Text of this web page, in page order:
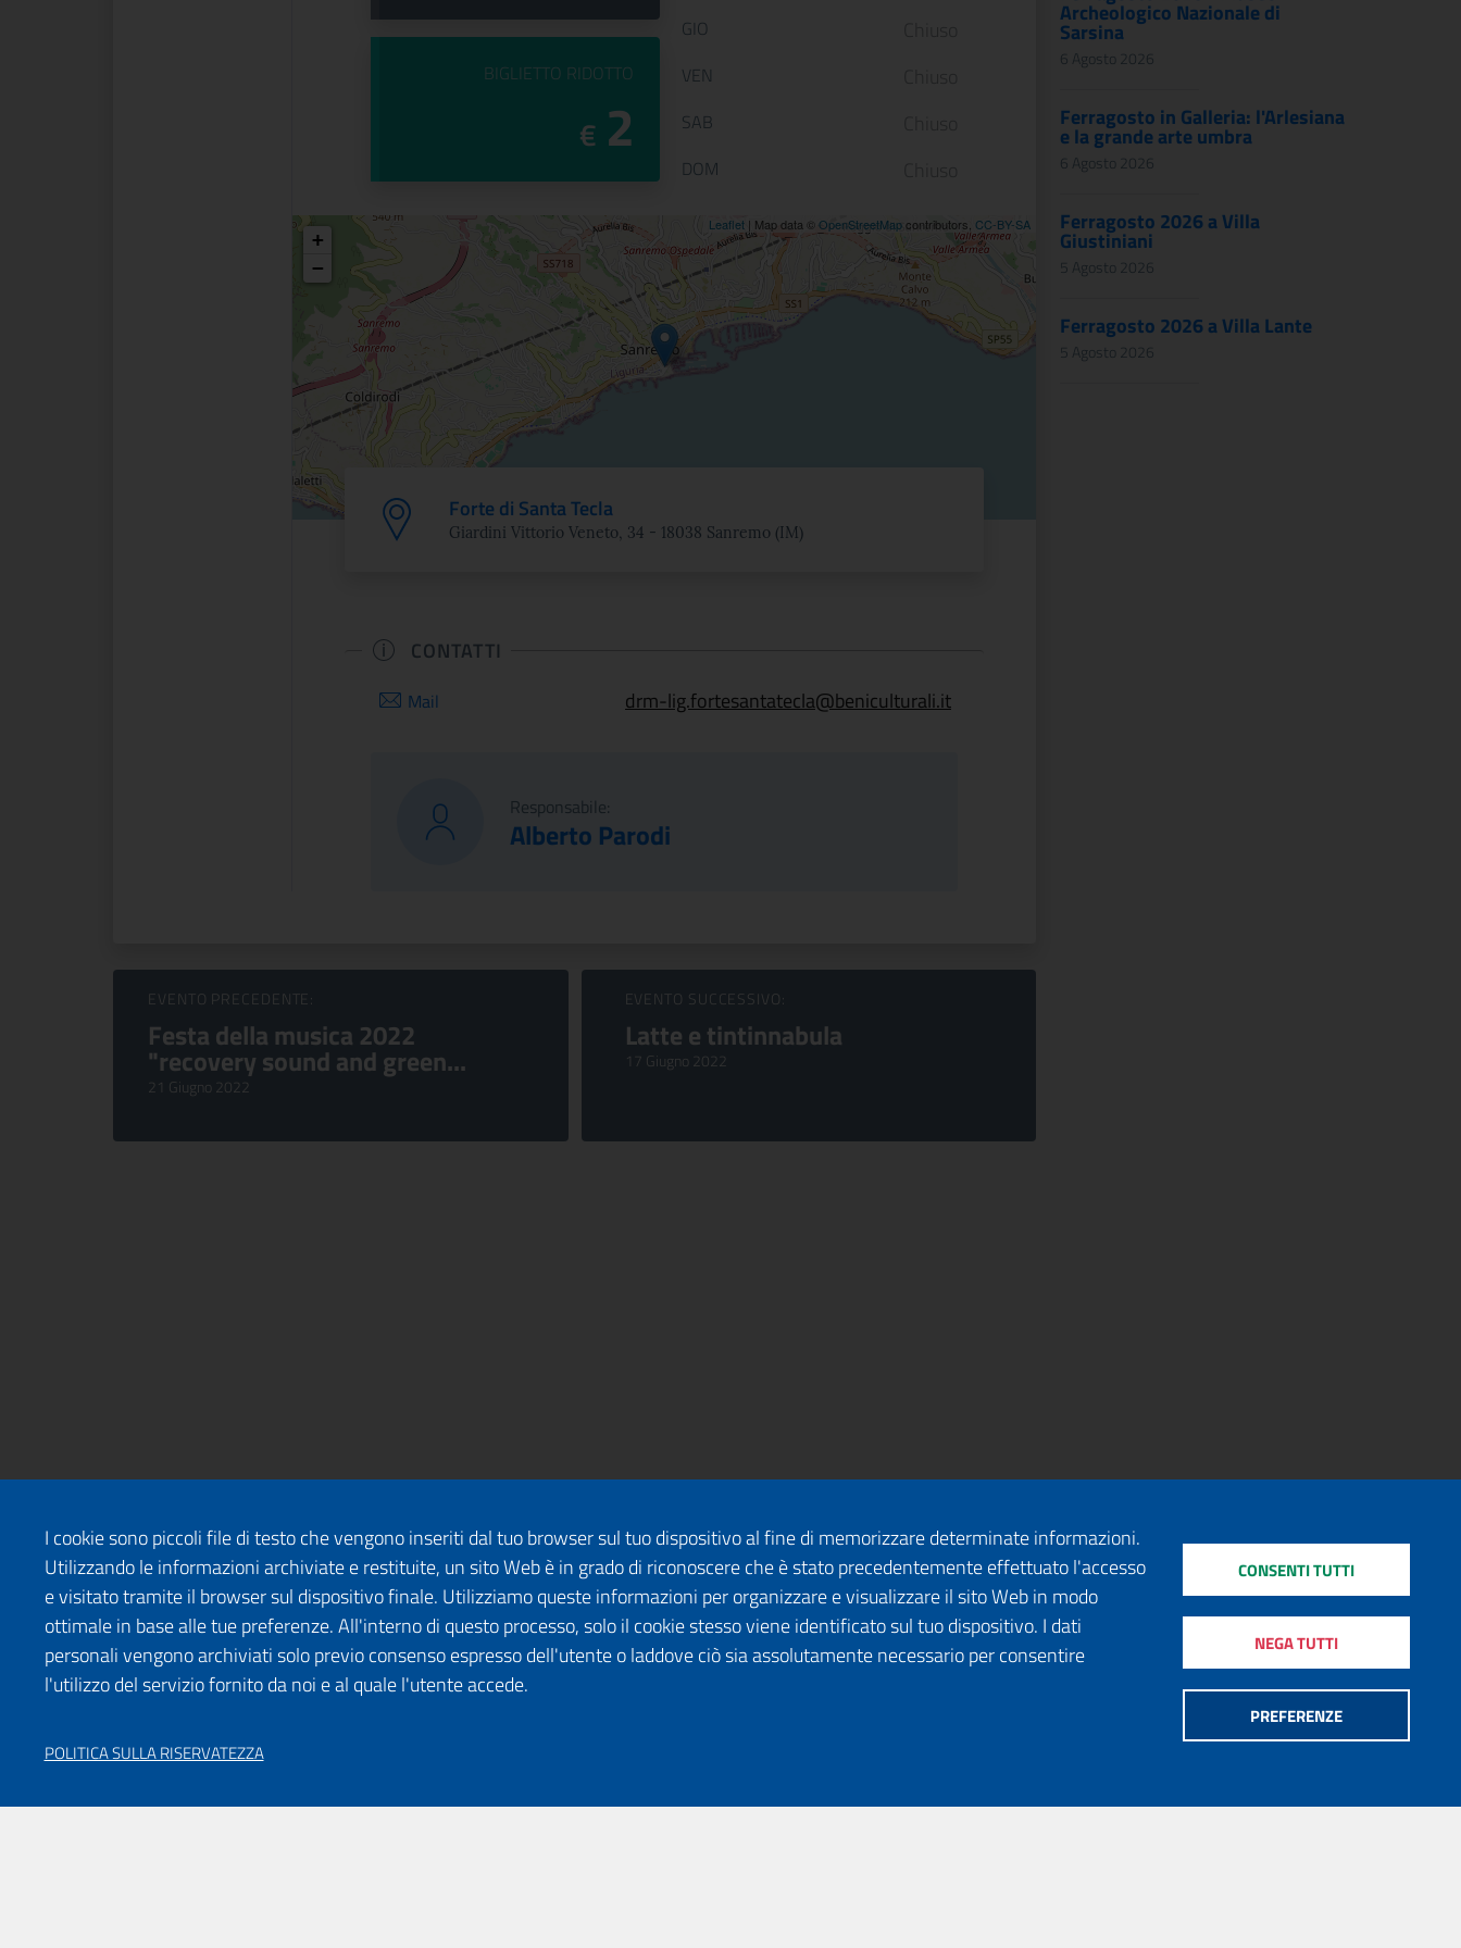
PREZZO DEL
BIGLIETTO RIDOTTO
€2
GIO
VEN
SAB
DOM
Posizione
+
−
Leaflet | Map data © OpenStreetMapcontributors, CC-BY-SA
Forte di Santa Tecla
Giardini Vittorio Veneto, 34 - 18038 Sanremo (IM)
CONTATTI
Mail drm-lig.fortesantatecla@beniculturali.it
Responsabile:
Alberto Parodi
Sfoglia Eventi
EVENTO PRECEDENTE:
Festa della musica 2022
"recovery sound and green...
21 Giugno 2022
EVENTO SUCCESSIVO:
Latte e tintinnabula
17 Giugno 2022
Archeologico Nazionale di
Sarsina
6 Agosto 2026
Ferragosto in Galleria: l'Arlesiana
e la grande arte umbra
6 Agosto 2026
Ferragosto 2026 a Villa
Giustiniani
5 Agosto 2026
Ferragosto 2026 a Villa Lante
5 Agosto 2026
I cookie sono piccoli file di testo che vengono inseriti dal tuo browser sul tuo dispositivo al fine di memorizzare determinate informazioni.
Utilizzando le informazioni archiviate e restituite, un sito Web è in grado di riconoscere che è stato precedentemente effettuato l'accesso
e visitato tramite il browser sul dispositivo finale. Utilizziamo queste informazioni per organizzare e visualizzare il sito Web in modo
ottimale in base alle tue preferenze. All'interno di questo processo, solo il cookie stesso viene identificato sul tuo dispositivo. I dati
personali vengono archiviati solo previo consenso espresso dell'utente o laddove ciò sia assolutamente necessario per consentire
l'utilizzo del servizio fornito da noi e al quale l'utente accede.
POLITICA SULLA RISERVATEZZA
PREFERENZE
NEGA TUTTI
CONSENTI TUTTI